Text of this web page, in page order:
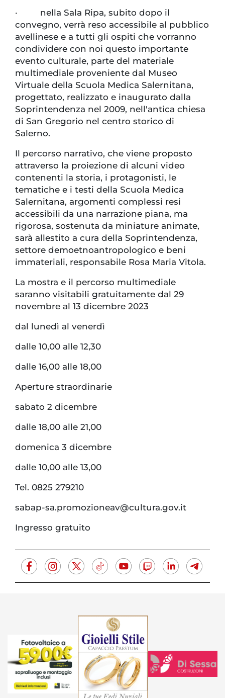
· nella Sala Ripa, subito dopo il
convegno, verrà reso accessibile al pubblico
avellinese e a tutti gli ospiti che vorranno
condividere con noi questo importante
evento culturale, parte del materiale
multimediale proveniente dal Museo
Virtuale della Scuola Medica Salernitana,
progettato, realizzato e inaugurato dalla
Soprintendenza nel 2009, nell'antica chiesa
di San Gregorio nel centro storico di
Salerno.
Il percorso narrativo, che viene proposto
attraverso la proiezione di alcuni video
contenenti la storia, i protagonisti, le
tematiche e i testi della Scuola Medica
Salernitana, argomenti complessi resi
accessibili da una narrazione piana, ma
rigorosa, sostenuta da miniature animate,
sarà allestito a cura della Soprintendenza,
settore demoetnoantropologico e beni
immateriali, responsabile Rosa Maria Vitola.
La mostra e il percorso multimediale
saranno visitabili gratuitamente dal 29
novembre al 13 dicembre 2023
dal lunedì al venerdì
dalle 10,00 alle 12,30
dalle 16,00 alle 18,00
Aperture straordinarie
sabato 2 dicembre
dalle 18,00 alle 21,00
domenica 3 dicembre
dalle 10,00 alle 13,00
Tel. 0825 279210
sabap-sa.promozioneav@cultura.gov.it
Ingresso gratuito